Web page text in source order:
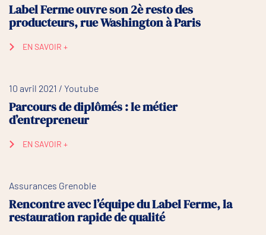
Label Ferme ouvre son 2è resto des
producteurs, rue Washington à Paris
EN SAVOIR +
10 avril 2021 / Youtube
Parcours de diplômés : le métier
d’entrepreneur
EN SAVOIR +
Assurances Grenoble
Rencontre avec l’équipe du Label Ferme, la
restauration rapide de qualité